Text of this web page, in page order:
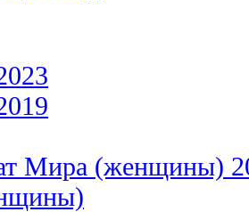
Мира (женщины)